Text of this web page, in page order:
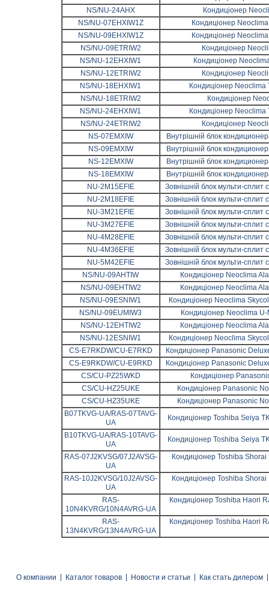
NS/NU-24AHX
Кондиціонер
NS/NU-07EHXIW1Z
Кондиціонер
NS/NU-09EHXIW1Z
Кондиціонер
NS/NU-09ETRIW2
Кондиціонер
NS/NU-12EHXIW1
Кондиціонер
NS/NU-12ETRIW2
Кондиціонер
NS/NU-18EHXIW1
Кондиціонер
NS/NU-18ETRIW2
Кондиціонер
NS/NU-24EHXIW1
Кондиціонер
NS/NU-24ETRIW2
Кондиціонер
NS-07EMXIW
Внутрішній блок
NS-09EMXIW
Внутрішній блок
NS-12EMXIW
Внутрішній блок
NS-18EMXIW
Внутрішній блок
NU-2M15EFIE
Зовнішній блок мульти-
NU-2M18EFIE
Зовнішній блок мульти-
NU-3M21EFIE
Зовнішній блок мульти-
NU-3M27EFIE
Зовнішній блок мульти-
NU-4M28EFIE
Зовнішній блок мульти-
NU-4M36EFIE
Зовнішній блок мульти-
NU-5M42EFIE
Зовнішній блок мульти-
NS/NU-09AHTIW
Кондиціонер Neoclima
NS/NU-09EHTIW2
Кондиціонер Neoclima
NS/NU-09ESNIW1
Кондиціонер Neoclima
NS/NU-09EUMIW3
Кондиціонер Neoclima
NS/NU-12EHTIW2
Кондиціонер Neoclima
NS/NU-12ESNIW1
Кондиціонер Neoclima
CS-E7RKDW/CU-E7RKD
Кондиціонер Panasonic
CS-E9RKDW/CU-E9RKD
Кондиціонер Panasonic
CS/CU-PZ25WKD
Кондиціонер
CS/CU-HZ25UKE
Кондиціонер Panasonic
CS/CU-HZ35UKE
Кондиціонер Panasonic
B07TKVG-UA/RAS-07TAVG-
UA
Кондиціонер Toshiba Seiya
B10TKVG-UA/RAS-10TAVG-
UA
Кондиціонер Toshiba Seiya
RAS-07J2KVSG/07J2AVSG-
UA
Кондиціонер Toshiba
RAS-10J2KVSG/10J2AVSG-
UA
Кондиціонер Toshiba
RAS-
10N4KVRG/10N4AVRG-UA
Кондиціонер Toshiba Haori
RAS-
13N4KVRG/13N4AVRG-UA
Кондиціонер Toshiba Haori
О компании Каталог товаров Новости и статьи Как стать дилером